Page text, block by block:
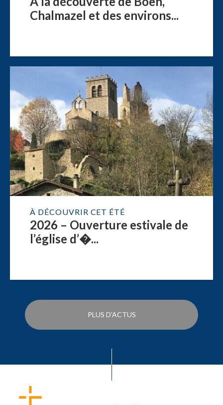
Chalmazel et des environs...
À DÉCOUVRIR CET ÉTÉ
2026 – Ouverture estivale de
l’église d’�...
PLUS D'ACTUS